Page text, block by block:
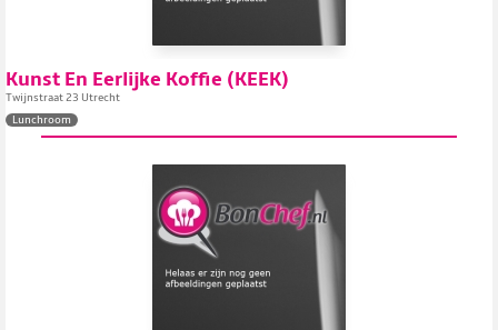
Kunst En Eerlijke Koffie (KEEK)
Twijnstraat 23 Utrecht
Lunchroom